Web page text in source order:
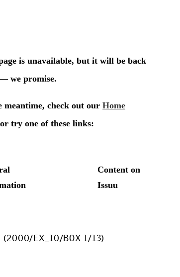
(2000/EX _10/BOX 1/13)